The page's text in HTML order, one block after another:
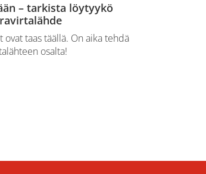
– tarkista löytyykö
ovat taas täällä. On aika tehdä
osalta!